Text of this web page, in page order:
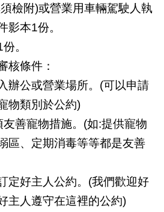
檢附)或營業用車輛駕駛人執
影本1份。
。
核條件：
辦公或營業場所。(可以申請
物類別於公約)
友善寵物措施。(如:提供寵物
區、定期消毒等等都是友善
定好主人公約。(我們歡迎好
主人遵守在這裡的公約)